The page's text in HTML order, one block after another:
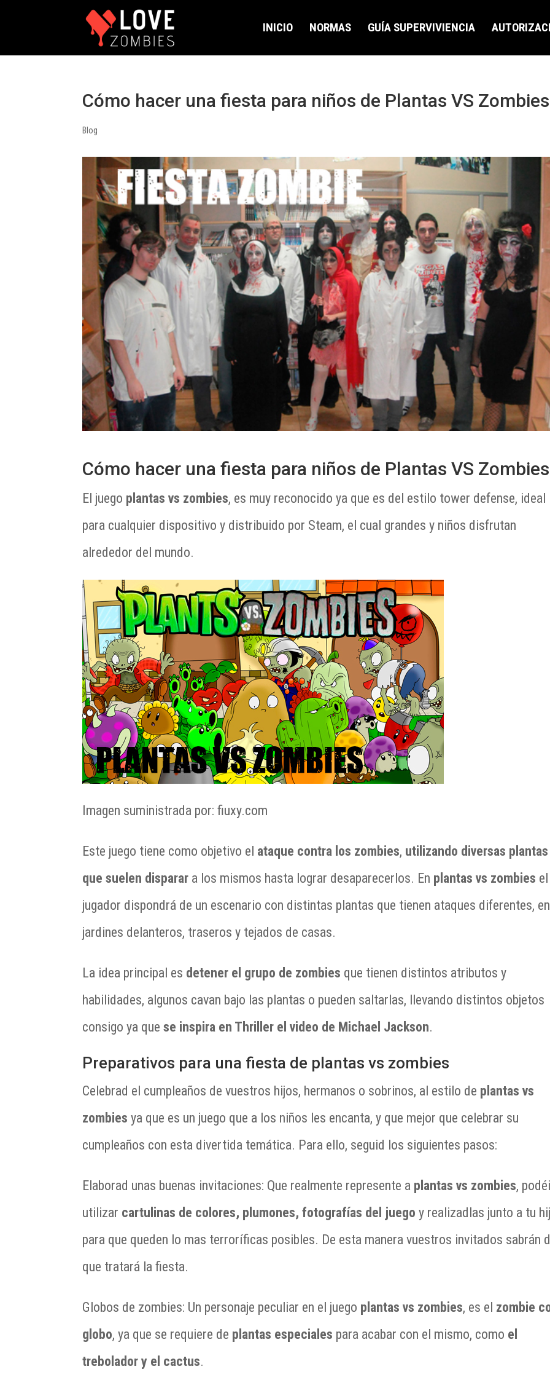
INICIO NORMAS GUÍA SUPERVIVIENCIA
Cómo hacer una fiesta para niños de Plantas VS Zombies
Blog
Cómo hacer una fiesta para niños de Plantas VS Zombies
El juego plantas vs zombies, es muy reconocido ya que es del estilo tower defense, ideal
para cualquier dispositivo y distribuido por Steam, el cual grandes y niños disfrutan
alrededor del mundo.
Imagen suministrada por: fiuxy.com
Este juego tiene como objetivo el ataque contra los zombies, utilizando diversas plantas
que suelen disparar a los mismos hasta lograr desaparecerlos. En plantas vs zombies el
jugador dispondrá de un escenario con distintas plantas que tienen ataques diferentes, en
jardines delanteros, traseros y tejados de casas.
La idea principal es detener el grupo de zombies que tienen distintos atributos y
habilidades, algunos cavan bajo las plantas o pueden saltarlas, llevando distintos objetos
consigo ya quese inspira en Thriller el video de Michael Jackson.
Preparativos para una fiesta de plantas vs zombies
Celebrad el cumpleaños de vuestros hijos, hermanos o sobrinos, al estilo de plantas vs
zombiesya que es un juego que a los niños les encanta, y que mejor que celebrar su
cumpleaños con esta divertida temática. Para ello, seguid los siguientes pasos:
Elaborad unas buenas invitaciones: Que realmente represente a plantas vs zombies,
utilizar cartulinas de colores, plumones, fotografías del juego y realizadlas junto a tu
para que queden lo mas terroríficas posibles. De esta manera vuestros invitados sabrán
que tratará la fiesta.
Globos de zombies: Un personaje peculiar en el juego plantas vs zombies, es el zombie
globo, ya que se requiere de plantas especiales para acabar con el mismo, como el
trebolador y el cactus.